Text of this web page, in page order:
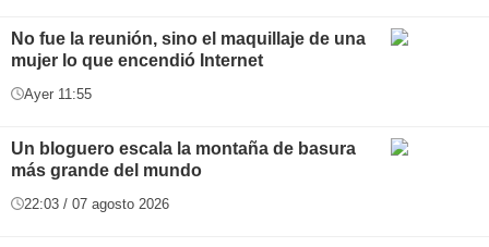
No fue la reunión, sino el maquillaje de una
mujer lo que encendió Internet
Ayer 11:55
Un bloguero escala la montaña de basura
más grande del mundo
22:03 / 07 agosto 2026